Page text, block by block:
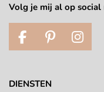
Volg je mij al op social
F
a
e
P
i
t
I
n
DIENSTEN